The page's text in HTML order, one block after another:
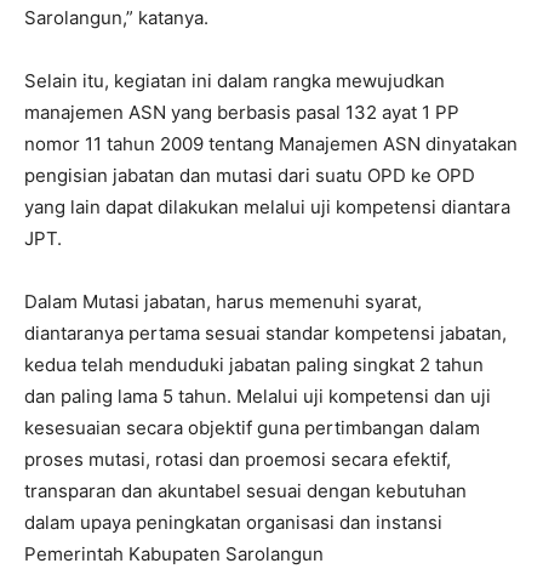
Sarolangun,” katanya.
Selain itu, kegiatan ini dalam rangka mewujudkan
manajemen ASN yang berbasis pasal 132 ayat 1 PP
nomor 11 tahun 2009 tentang Manajemen ASN dinyatakan
pengisian jabatan dan mutasi dari suatu OPD ke OPD
yang lain dapat dilakukan melalui uji kompetensi diantara
JPT.
Dalam Mutasi jabatan, harus memenuhi syarat,
diantaranya pertama sesuai standar kompetensi jabatan,
kedua telah menduduki jabatan paling singkat 2 tahun
dan paling lama 5 tahun. Melalui uji kompetensi dan uji
kesesuaian secara objektif guna pertimbangan dalam
proses mutasi, rotasi dan proemosi secara efektif,
transparan dan akuntabel sesuai dengan kebutuhan
dalam upaya peningkatan organisasi dan instansi
Pemerintah Kabupaten Sarolangun